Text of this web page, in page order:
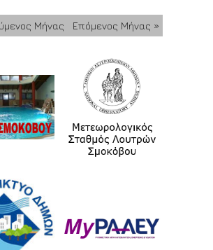
Μήνας
Επόμενος Μήνας »